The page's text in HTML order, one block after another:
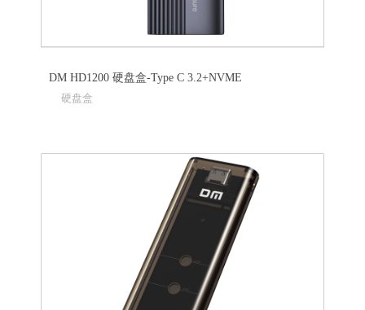
DM HD1200 硬盘盒-Type C 3.2+NVME
硬盘盒